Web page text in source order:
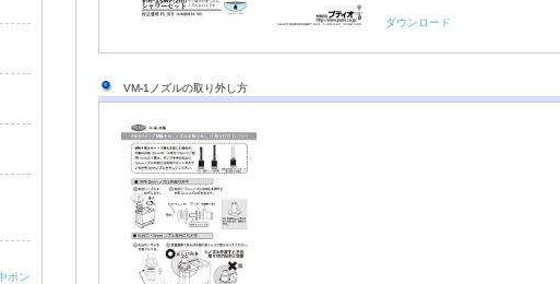
ダウンロード
VM-1ノズルの取り外し方